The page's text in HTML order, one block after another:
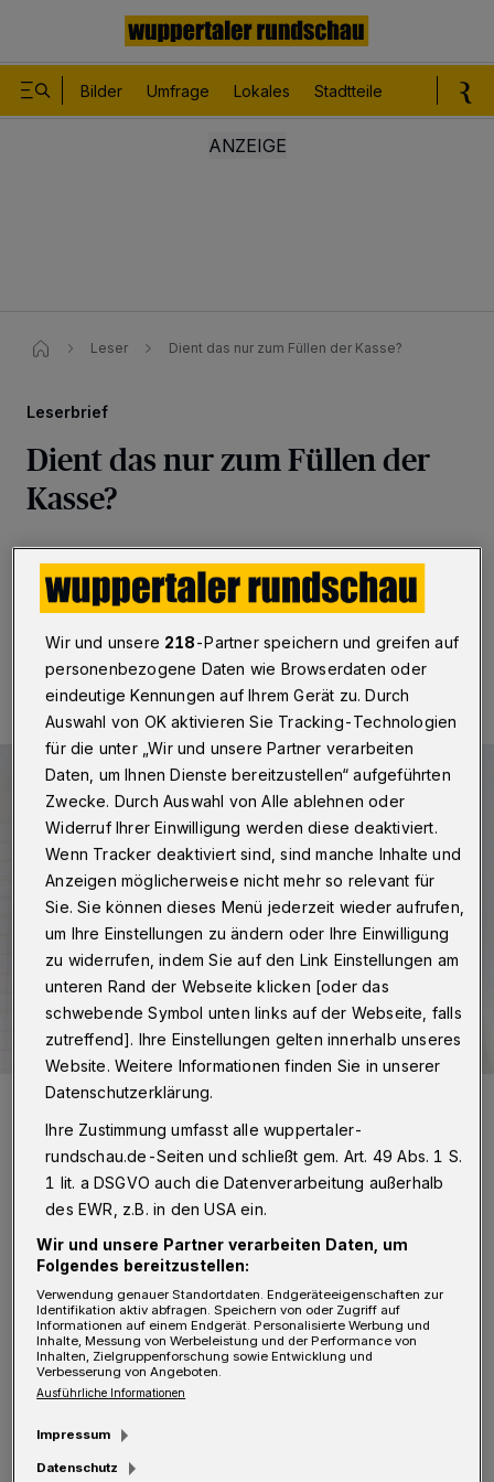
Bilder Umfrage Lokales Stadtteile
Leser Dient das nur zum Füllen der Kasse?
Leserbrief
Dient das nur zum Füllen der
Kasse?
Betr.: kaum sichtbare Parkverbotsschilder
15.07.2022 , 11:15 Uhr Eine Minute Lesezeit
Symbolbild.
R ettungsgassen sollen Leben retten. Da
sind wir völlig dafür! Aber
Rettungsgassen/Flächen, die nur zur Abzocke
dienen, sind eine Frechheit.
Wir und unsere 218-Partner speichern und greifen auf
personenbezogene Daten wie Browserdaten oder
eindeutige Kennungen auf Ihrem Gerät zu. Durch
Auswahl von OK aktivieren Sie Tracking-Technologien
für die unter „Wir und unsere Partner verarbeiten
Daten, um Ihnen Dienste bereitzustellen“ aufgeführten
Zwecke. Durch Auswahl von Alle ablehnen oder
Widerruf Ihrer Einwilligung werden diese deaktiviert.
Wenn Tracker deaktiviert sind, sind manche Inhalte und
Anzeigen möglicherweise nicht mehr so relevant für
Sie. Sie können dieses Menü jederzeit wieder aufrufen,
um Ihre Einstellungen zu ändern oder Ihre Einwilligung
zu widerrufen, indem Sie auf den Link Einstellungen am
unteren Rand der Webseite klicken [oder das
schwebende Symbol unten links auf der Webseite, falls
zutreffend]. Ihre Einstellungen gelten innerhalb unseres
Website. Weitere Informationen finden Sie in unserer
Datenschutzerklärung.
Ihre Zustimmung umfasst alle wuppertaler-
rundschau.de-Seiten und schließt gem. Art. 49 Abs. 1 S.
1 lit. a DSGVO auch die Datenverarbeitung außerhalb
des EWR, z.B. in den USA ein.
Wir und unsere Partner verarbeiten Daten, um
Folgendes bereitzustellen:
Verwendung genauer Standortdaten. Endgeräteeigenschaften zur
Identifikation aktiv abfragen. Speichern von oder Zugriff auf
Informationen auf einem Endgerät. Personalisierte Werbung und
Inhalte, Messung von Werbeleistung und der Performance von
Inhalten, Zielgruppenforschung sowie Entwicklung und
Verbesserung von Angeboten.
Ausführliche Informationen
Impressum
Datenschutz